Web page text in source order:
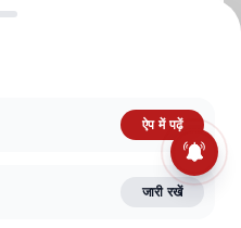
TERMS AND CONDITIONS
FACT CHECKING POLICY
Lagatar Media Pvt. Ltd.
ऐप में पढ़ें
जारी रखें